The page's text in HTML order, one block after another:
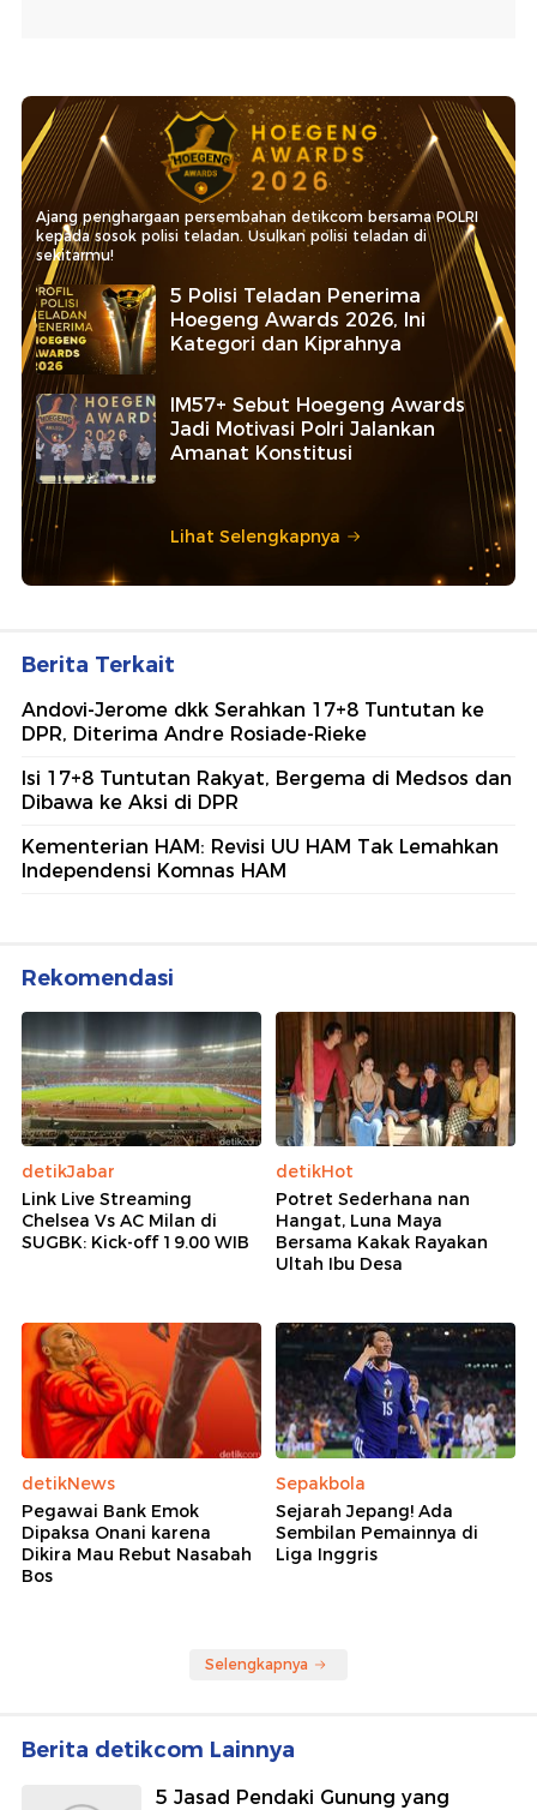
Ajang penghargaan persembahan detikcom bersama POLRI
kepada sosok polisi teladan. Usulkan polisi teladan di
sekitarmu!
5 Polisi Teladan Penerima
Hoegeng Awards 2026, Ini
Kategori dan Kiprahnya
IM57+ Sebut Hoegeng Awards
Jadi Motivasi Polri Jalankan
Amanat Konstitusi
Lihat Selengkapnya
Berita Terkait
Andovi-Jerome dkk Serahkan 17+8 Tuntutan ke
DPR, Diterima Andre Rosiade-Rieke
Isi 17+8 Tuntutan Rakyat, Bergema di Medsos dan
Dibawa ke Aksi di DPR
Kementerian HAM: Revisi UU HAM Tak Lemahkan
Independensi Komnas HAM
Rekomendasi
detikJabar
Link Live Streaming
Chelsea Vs AC Milan di
SUGBK: Kick-off 19.00 WIB
detikHot
Potret Sederhana nan
Hangat, Luna Maya
Bersama Kakak Rayakan
Ultah Ibu Desa
detikNews
Pegawai Bank Emok
Dipaksa Onani karena
Dikira Mau Rebut Nasabah
Bos
Sepakbola
Sejarah Jepang! Ada
Sembilan Pemainnya di
Liga Inggris
Selengkapnya
Berita detikcom Lainnya
5 Jasad Pendaki Gunung yang